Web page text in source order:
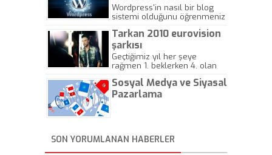
Wordpress'in nasıl bir blog
sistemi olduğunu öğrenmeniz
Tarkan 2010 eurovision
şarkısı
Geçtiğimiz yıl her şeye
rağmen 1. beklerken 4. olan
gösterisinin bu yarışmada
önemli olmadığını anlamıştır.
Sosyal Medya ve Siyasal
Pazarlama
SON YORUMLANAN HABERLER